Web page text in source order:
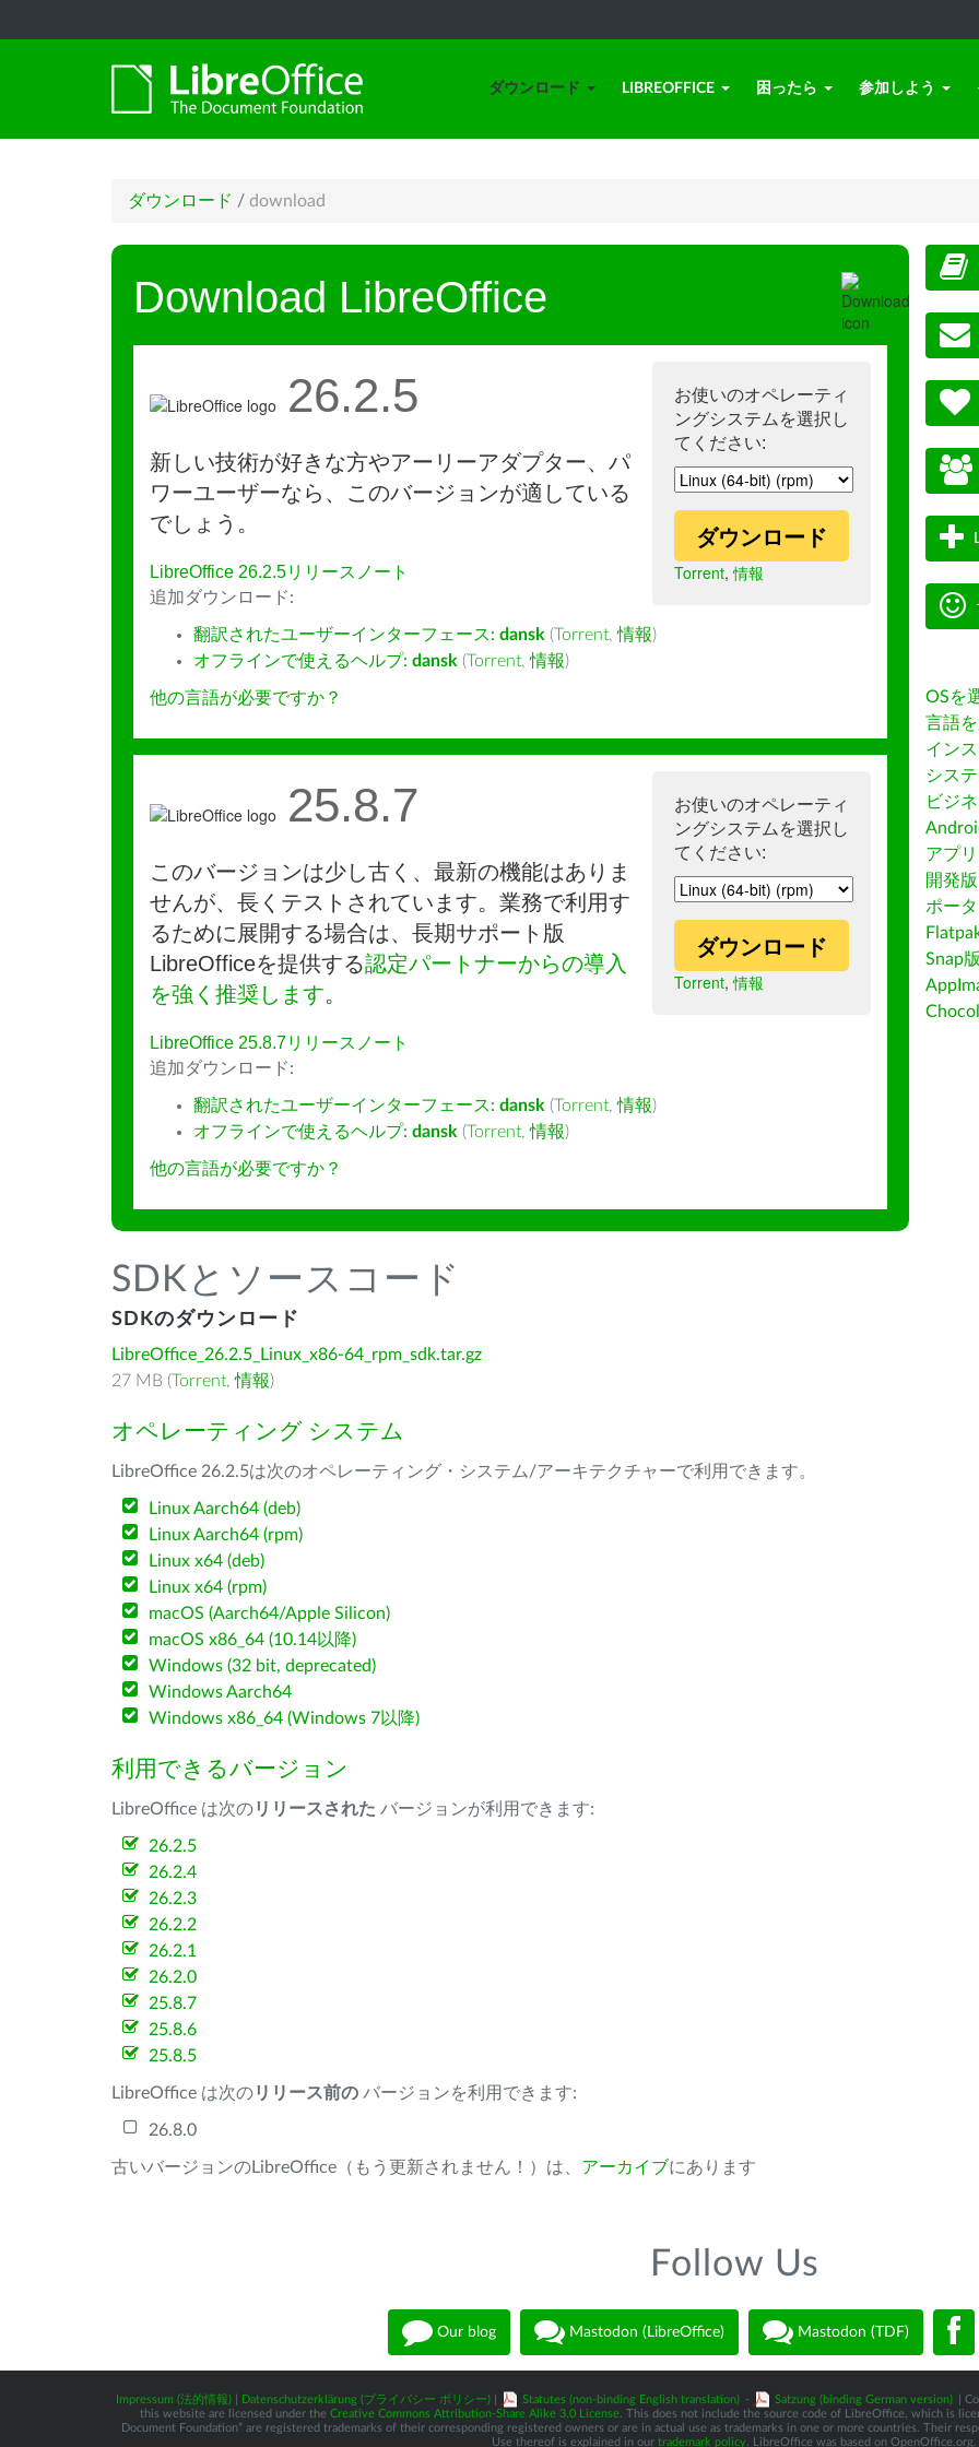
ダウンロード LIBREOFFICE 困ったら 参加しよう
ダウンロード / download
Download LibreOffice
お使いのオペレーティ
ングシステムを選択し
てください:
ダウンロード
Torrent,情報
26.2.5
新しい技術が好きな方やアーリーアダプター、パ
ワーユーザーなら、このバージョンが適している
でしょう。
LibreOffice 26.2.5リリースノート
追加ダウンロード:
翻訳されたユーザーインターフェース: dansk (Torrent,情報)
オフラインで使えるヘルプ: dansk (Torrent,情報)
他の言語が必要ですか？
お使いのオペレーティ
ングシステムを選択し
てください:
ダウンロード
Torrent,情報
25.8.7
このバージョンは少し古く、最新の機能はありま
せんが、長くテストされています。業務で利用す
るために展開する場合は、長期サポート版
LibreOfficeを提供する認定パートナーからの導入
を強く推奨します。
LibreOffice 25.8.7リリースノート
追加ダウンロード:
翻訳されたユーザーインターフェース: dansk (Torrent,情報)
オフラインで使えるヘルプ: dansk (Torrent,情報)
他の言語が必要ですか？
SDKとソースコード
SDKのダウンロード
LibreOffice_26.2.5_Linux_x86-64_rpm_sdk.tar.gz
27 MB (Torrent,情報)
オペレーティング システム
LibreOffice 26.2.5は次のオペレーティング・システム/アーキテクチャーで利用できます。
Linux Aarch64 (deb)
Linux Aarch64 (rpm)
Linux x64 (deb)
Linux x64 (rpm)
macOS (Aarch64/Apple Silicon)
macOS x86_64 (10.14以降)
Windows (32 bit, deprecated)
Windows Aarch64
Windows x86_64 (Windows 7以降)
利用できるバージョン
LibreOffice は次のリリースされた バージョンが利用できます:
26.2.5
26.2.4
26.2.3
26.2.2
26.2.1
26.2.0
25.8.7
25.8.6
25.8.5
LibreOffice は次のリリース前の バージョンを利用できます:
26.8.0
古いバージョンのLibreOffice（もう更新されません！）は、 アーカイブにあります
OSを
言語
イン
シス
ビジ
アプ
開発版
ポー
Snap版
Follow Us
Our blog Mastodon (LibreOffice) Mastodon (TDF)
Impressum (法的情報) Datenschutzerklärung (プライバシー ポリシー) Statutes (non-binding English translation) - Satzung (binding German version)
|
this website are licensed under the Creative Commons Attribution-Share Alike 3.0 License. This does not include the source code of LibreOffice, which is
Document Foundation” are registered trademarks of their corresponding registered owners or are in actual use as trademarks in one or more countries. Their
Use thereof is explained in our trademark policy . LibreOffice was based on OpenOffice.org.